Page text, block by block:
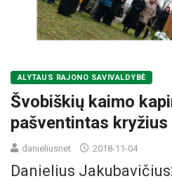
ALYTAUS RAJONO SAVIVALDYBĖ
Švobiškių kaimo
pašventintas
danieliusnet 2018-11-04
Danielius